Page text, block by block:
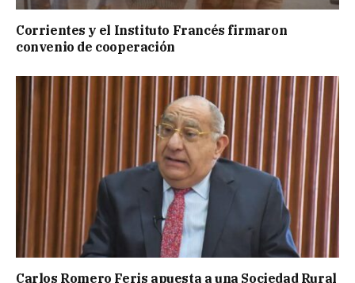
Corrientes y el Instituto Francés firmaron
convenio de cooperación
Carlos Romero Feris apuesta a una Sociedad Rural